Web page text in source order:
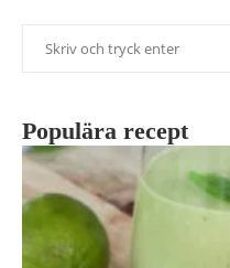
Populära recept